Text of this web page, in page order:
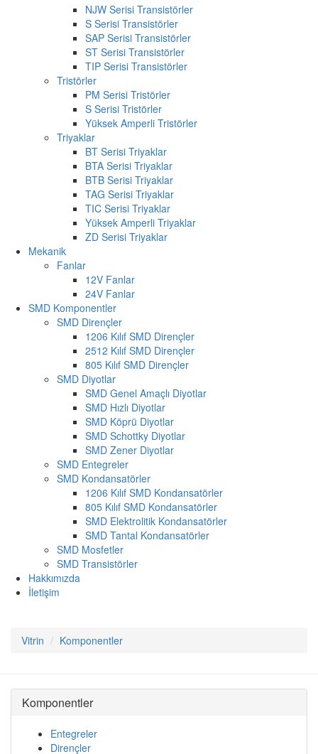
NJW Serisi Transistörler
S Serisi Transistörler
SAP Serisi Transistörler
ST Serisi Transistörler
TIP Serisi Transistörler
Tristörler
PM Serisi Tristörler
S Serisi Tristörler
Yüksek Amperli Tristörler
Triyaklar
BT Serisi Triyaklar
BTA Serisi Triyaklar
BTB Serisi Triyaklar
TAG Serisi Triyaklar
TIC Serisi Triyaklar
Yüksek Amperli Triyaklar
ZD Serisi Triyaklar
Mekanik
Fanlar
12V Fanlar
24V Fanlar
SMD Komponentler
SMD Dirençler
1206 Kılıf SMD Dirençler
2512 Kılıf SMD Dirençler
805 Kılıf SMD Dirençler
SMD Diyotlar
SMD Genel Amaçlı Diyotlar
SMD Hızlı Diyotlar
SMD Köprü Diyotlar
SMD Schottky Diyotlar
SMD Zener Diyotlar
SMD Entegreler
SMD Kondansatörler
1206 Kılıf SMD Kondansatörler
805 Kılıf SMD Kondansatörler
SMD Elektrolitik Kondansatörler
SMD Tantal Kondansatörler
SMD Mosfetler
SMD Transistörler
Hakkımızda
İletişim
Vitrin Komponentler
Komponentler
Entegreler
Dirençler